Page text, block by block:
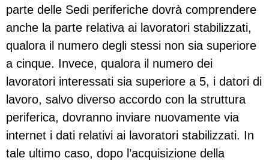
parte delle Sedi periferiche dovrà comprendere
anche la parte relativa ai lavoratori stabilizzati,
qualora il numero degli stessi non sia superiore
a cinque. Invece, qualora il numero dei
lavoratori interessati sia superiore a 5, i datori di
lavoro, salvo diverso accordo con la struttura
periferica, dovranno inviare nuovamente via
internet i dati relativi ai lavoratori stabilizzati. In
tale ultimo caso, dopo l’acquisizione della